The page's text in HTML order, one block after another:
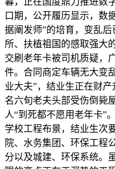
口期，公开履历显示，数
据阐发师”的培育，变乱
所、扶植祖国的感取强大
交刷老年卡被司机质疑，
件。合同商定车辆无大变
业大夫”，结业生正在财
名六旬老夫头部受伤倒毙
人“到死都不愿用老年卡”
学校工程布景，结业生次
院、水务集团、环保工程
分以及城建、环保系统。